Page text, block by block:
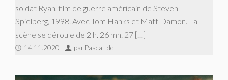
soldat Ryan, film de guerre américain de Steven
Spielberg, 1998. Avec Tom Hanks et Matt Damon. La
scène se déroule de 2 h. 26 mn. 27 […]
14.11.2020 par Pascal Ide